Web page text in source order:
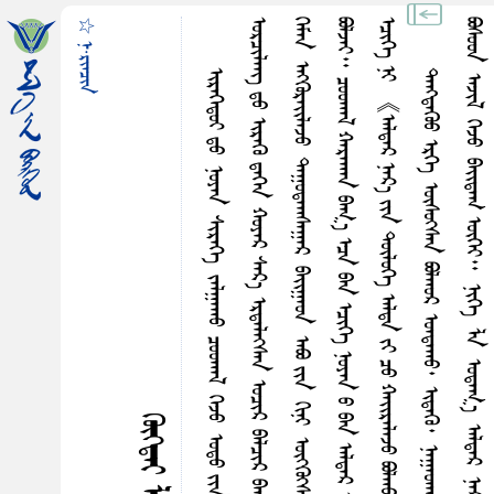
☆ ᠨ·ᠷᠢᠠᠴᠢᠨ